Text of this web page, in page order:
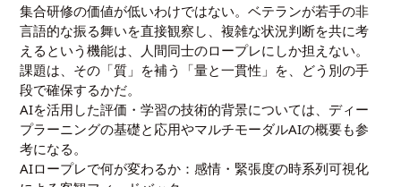
集合研修の価値が低いわけではない。ベテランが若手の非
言語的な振る舞いを直接観察し、複雑な状況判断を共に考
えるという機能は、人間同士のロープレにしか担えない。
課題は、その「質」を補う「量と一貫性」を、どう別の手
段で確保するかだ。
AIを活用した評価・学習の技術的背景については、 ディー
プラーニングの基礎と応用やマルチモーダルAIの概要も参
考になる。
AIロープレで何が変わるか：感情・緊張度の時系列可視化